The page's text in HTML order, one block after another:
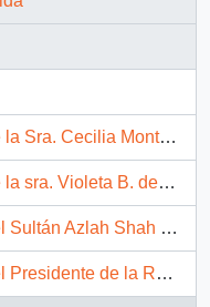
ESSAN Antofagasta, dirigida al Intendente Regional sr. Blas Espinoza Sepúlveda
al Excelentísimo Señor Patricio Aylwin Azócar, Presidente de la República de Chile
Malasia, dirigida a Patricio Aylwin, Presidente de la República de Chile
Al Excelentísimo Señor Presidente de la República de Chile, Don Patricio Aylwin